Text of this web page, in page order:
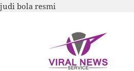
judi bola resmi